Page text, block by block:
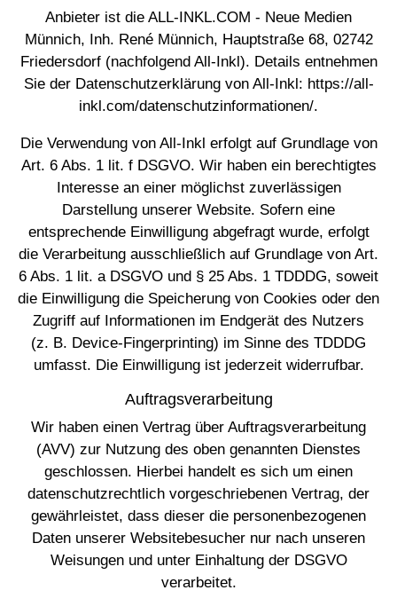
Anbieter ist die ALL-INKL.COM - Neue Medien
Münnich, Inh. René Münnich, Hauptstraße 68, 02742
Friedersdorf (nachfolgend All-Inkl). Details entnehmen
Sie der Datenschutzerklärung von All-Inkl: https://all-
inkl.com/datenschutzinformationen/.
Die Verwendung von All-Inkl erfolgt auf Grundlage von
Art. 6 Abs. 1 lit. f DSGVO. Wir haben ein berechtigtes
Interesse an einer möglichst zuverlässigen
Darstellung unserer Website. Sofern eine
entsprechende Einwilligung abgefragt wurde, erfolgt
die Verarbeitung ausschließlich auf Grundlage von Art.
6 Abs. 1 lit. a DSGVO und § 25 Abs. 1 TDDDG, soweit
die Einwilligung die Speicherung von Cookies oder den
Zugriff auf Informationen im Endgerät des Nutzers
(z. B. Device-Fingerprinting) im Sinne des TDDDG
umfasst. Die Einwilligung ist jederzeit widerrufbar.
Auftragsverarbeitung
Wir haben einen Vertrag über Auftragsverarbeitung
(AVV) zur Nutzung des oben genannten Dienstes
geschlossen. Hierbei handelt es sich um einen
datenschutzrechtlich vorgeschriebenen Vertrag, der
gewährleistet, dass dieser die personenbezogenen
Daten unserer Websitebesucher nur nach unseren
Weisungen und unter Einhaltung der DSGVO
verarbeitet.